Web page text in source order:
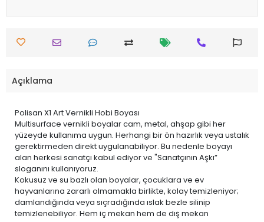
Açıklama
Polisan X1 Art Vernikli Hobi Boyası
Multisurface vernikli boyalar cam, metal, ahşap gibi her
yüzeyde kullanıma uygun. Herhangi bir ön hazırlık veya ustalık
gerektirmeden direkt uygulanabiliyor. Bu nedenle boyayı
alan herkesi sanatçı kabul ediyor ve "Sanatçının Aşkı”
sloganını kullanıyoruz.
Kokusuz ve su bazlı olan boyalar, çocuklara ve ev
hayvanlarına zararlı olmamakla birlikte, kolay temizleniyor;
damlandığında veya sıçradığında ıslak bezle silinip
temizlenebiliyor. Hem iç mekan hem de dış mekan